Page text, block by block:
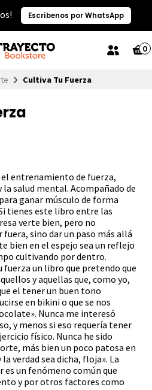
Escríbenos por WhatsApp
0
Cultiva Tu Fuerza
entrenamiento de fuerza,
la salud mental. Acompañado de
ganar músculo de forma
tienes este libro entre las
verte bien, pero no
sino dar un paso más allá
bien en el espejo sea un reflejo
cultivando por dentro.
fuerza un libro que pretendo que
y aquellas que, como yo,
el tener un buen tono
en bikini o que se nos
Nunca me interesó
y menos si eso requería tener
físico. Nunca he sido
más bien un poco patosa en
verdad sea dicha, floja». La
es un fenómeno común que
y por otros factores como